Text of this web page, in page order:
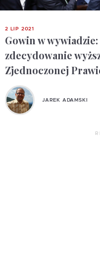
2 LIP 2021
Gowin w
zdecydowanie
Zjednoczonej
JAREK ADAMSKI